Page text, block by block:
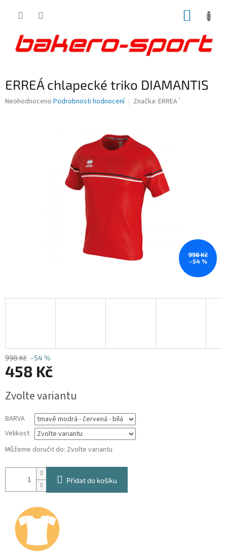
ERREA´ chlapecké triko DIAMANTIS
Průměrné
Neohodnoceno Podrobnosti hodnocení Značka: ERREA´
998 Kč
–54 %
998 Kč –54 %
458 Kč
cena:
Zvolte variantu
BARVA
Velikost
Můžeme doručit do: Zvolte variantu
Přidat do košíku